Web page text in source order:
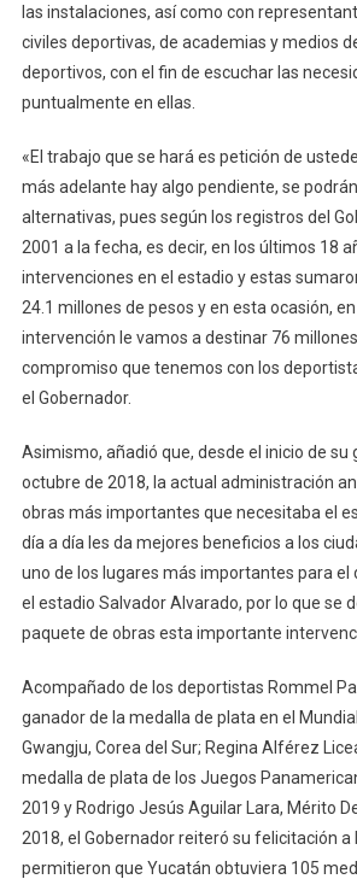
las instalaciones, así como con
civiles deportivas, de academias y medios
deportivos, con el fin de escuchar las
puntualmente en ellas.
«El trabajo que se hará es petición de
más adelante hay algo pendiente, se
alternativas, pues según los registros del
2001 a la fecha, es decir, en los últimos 18
intervenciones en el estadio y estas
24.1 millones de pesos y en esta ocasión,
intervención le vamos a destinar 76 millones
compromiso que tenemos con los
el Gobernador.
Asimismo, añadió que, desde el inicio de su
octubre de 2018, la actual administración
obras más importantes que necesitaba el
día a día les da mejores beneficios a los
uno de los lugares más importantes para el
el estadio Salvador Alvarado, por lo que se
paquete de obras esta importante
Acompañado de los deportistas Rommel
ganador de la medalla de plata en el
Gwangju, Corea del Sur; Regina Alférez
medalla de plata de los Juegos
2019 y Rodrigo Jesús Aguilar Lara, Mérito
2018, el Gobernador reiteró su felicitación
permitieron que Yucatán obtuviera 105